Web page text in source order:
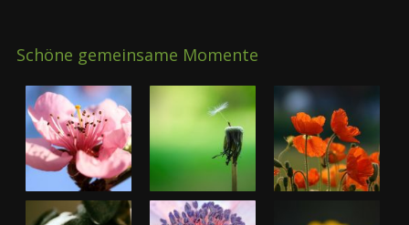
Schöne gemeinsame Momente